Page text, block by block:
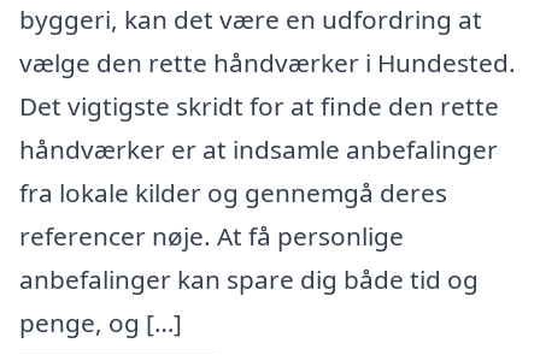
byggeri, kan det være en udfordring at
vælge den rette håndværker i Hundested.
Det vigtigste skridt for at finde den rette
håndværker er at indsamle anbefalinger
fra lokale kilder og gennemgå deres
referencer nøje. At få personlige
anbefalinger kan spare dig både tid og
penge, og […]